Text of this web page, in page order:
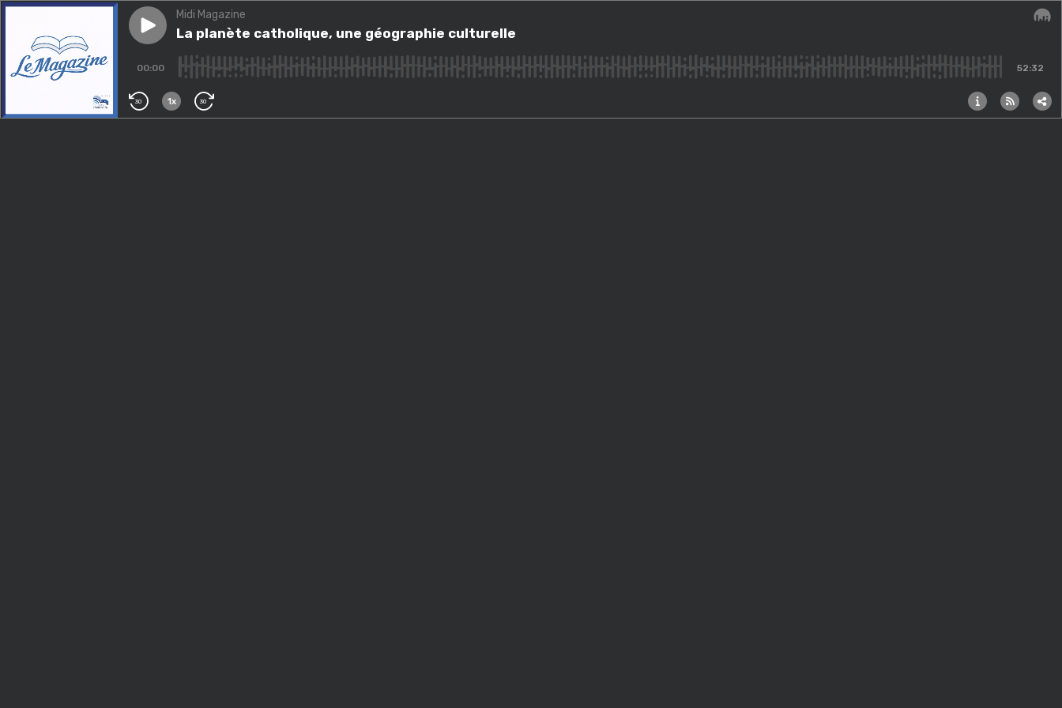
Play episodeLa planète catholique, une géographie culturelle
Midi Magazine
La planète catholique, une géographie culturelle
00:00 52:32
30 1x 30